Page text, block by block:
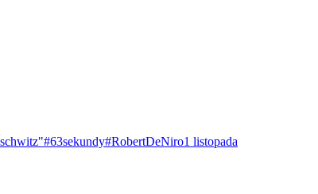
#63sekundy#RobertDeNiro1 listopada